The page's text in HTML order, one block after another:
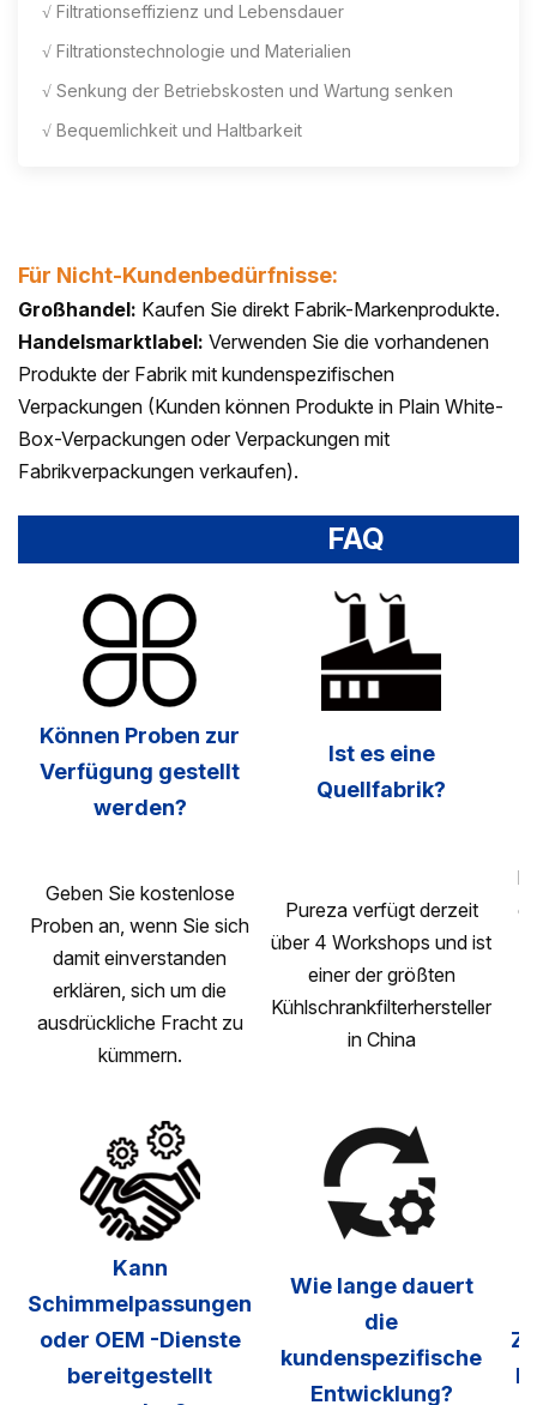
√ Filtrationseffizienz und Lebensdauer
√ Filtrationstechnologie und Materialien
√ Senkung der Betriebskosten und Wartung senken
√ Bequemlichkeit und Haltbarkeit
Für Nicht-Kundenbedürfnisse:
Großhandel: Kaufen Sie direkt Fabrik-Markenprodukte.
Handelsmarktlabel: Verwenden Sie die vorhandenen
Produkte der Fabrik mit kundenspezifischen
Verpackungen (Kunden können Produkte in Plain White-
Box-Verpackungen oder Verpackungen mit
Fabrikverpackungen verkaufen).
FAQ
Können Proben zur
Verfügung gestellt
werden?
Ist es eine
Quellfabrik?
Geben Sie kostenlose
Proben an, wenn Sie sich
damit einverstanden
erklären, sich um die
ausdrückliche Fracht zu
kümmern.
Pureza verfügt derzeit
über 4 Workshops und ist
einer der größten
Kühlschrankfilterhersteller
in China
Kann
Schimmelpassungen
oder OEM -Dienste
bereitgestellt
Wie lange dauert
die
kundenspezifische
Entwicklung?